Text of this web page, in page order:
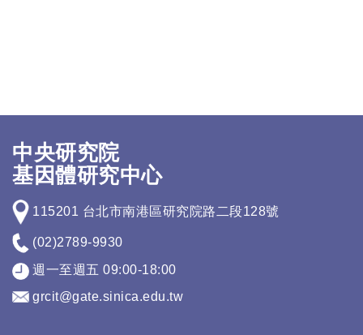
中央研究院
基因體研究中心
115201 台北市南港區研究院路二段128號
(02)2789-9930
週一至週五 09:00-18:00
grcit@gate.sinica.edu.tw